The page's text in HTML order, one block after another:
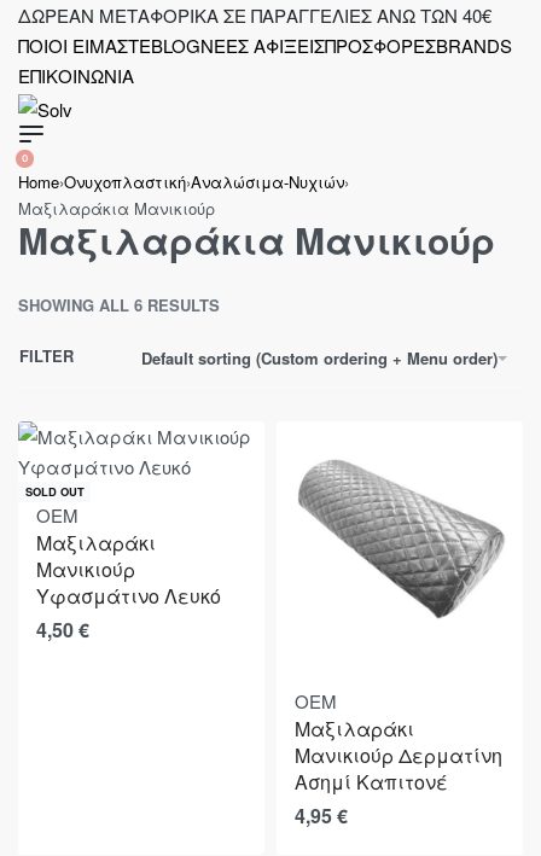
Skip
content
ΔΩΡΕΑΝ ΜΕΤΑΦΟΡΙΚΑ ΣΕ ΠΑΡΑΓΓΕΛΙΕΣ ΑΝΩ ΤΩΝ 40€
ΠΟΙΟΙ ΕΙΜΑΣΤΕBLOGΝΕΕΣ ΑΦΙΞΕΙΣΠΡΟΣΦΟΡΕΣBRANDS
ΕΠΙΚΟΙΝΩΝΙΑ
SEARCH
OPEN
OPEN
ACCOUNT
DETAILS
0OPEN
CART
Home›Ονυχοπλαστική›Αναλώσιμα-Νυχιών›
Μαξιλαράκια Μανικιούρ
Μαξιλαράκια Μανικιούρ
SHOWING ALL 6 RESULTS
Default sorting (Custom ordering + Menu order)
FILTER
SOLD OUT
OEM
Μαξιλαράκι
Μανικιούρ
Υφασμάτινο Λευκό
4,50€
OEM
Μαξιλαράκι
Μανικιούρ Δερματίνη
Ασημί Καπιτονέ
4,95€